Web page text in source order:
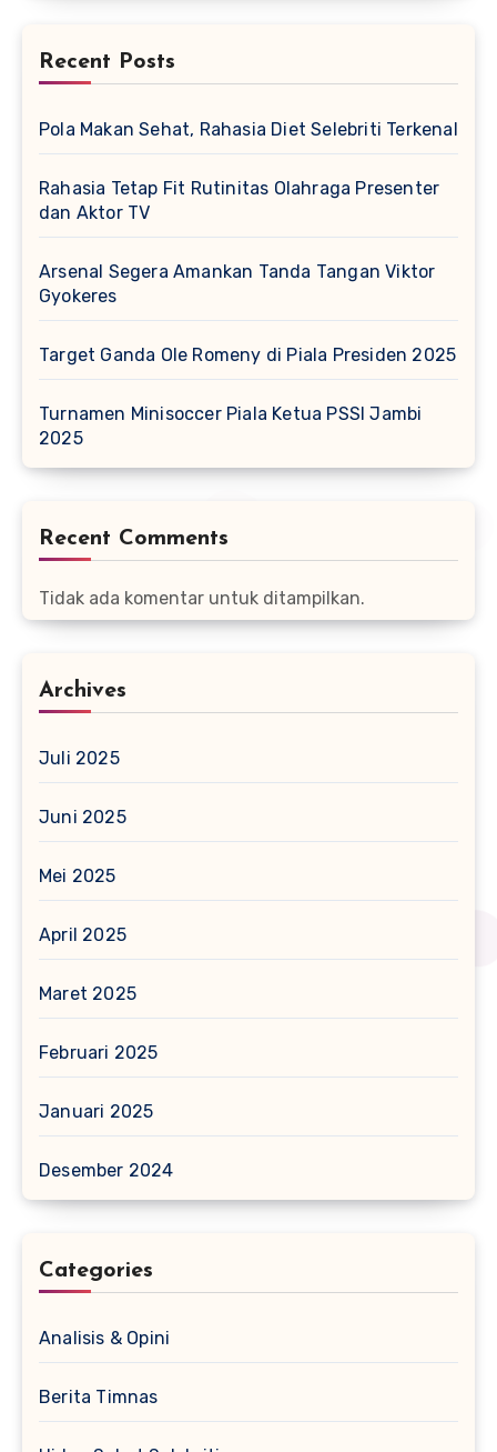
Recent Posts
Pola Makan Sehat, Rahasia Diet Selebriti Terkenal
Rahasia Tetap Fit Rutinitas Olahraga Presenter
dan Aktor TV
Arsenal Segera Amankan Tanda Tangan Viktor
Gyokeres
Target Ganda Ole Romeny di Piala Presiden 2025
Turnamen Minisoccer Piala Ketua PSSI Jambi
2025
Recent Comments
Tidak ada komentar untuk ditampilkan.
Archives
Juli 2025
Juni 2025
Mei 2025
April 2025
Maret 2025
Februari 2025
Januari 2025
Desember 2024
Categories
Analisis & Opini
Berita Timnas